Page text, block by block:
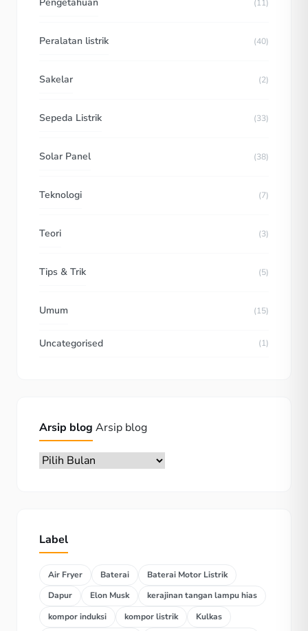
(11)
Peralatan listrik (40)
Sakelar (2)
Sepeda Listrik (33)
Solar Panel (38)
Teknologi (7)
Teori (3)
Tips & Trik (5)
Umum (15)
Uncategorised (1)
Arsip blog Arsip blog
Label
Air Fryer Baterai
Baterai Motor Listrik
Dapur
Elon Musk
kerajinan tangan lampu hias
kompor induksi
kompor listrik
Kulkas